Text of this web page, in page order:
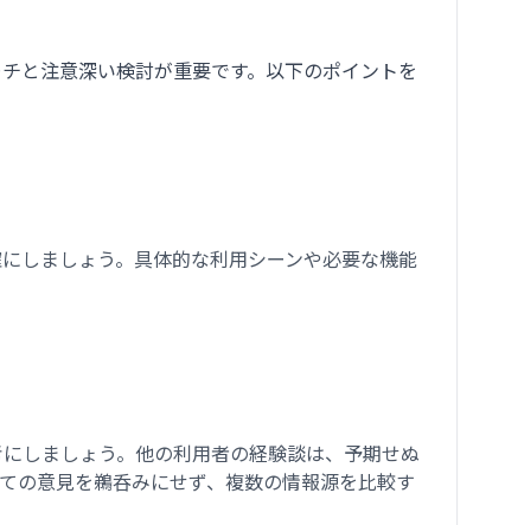
と注意深い検討が重要です。以下のポイントを
しましょう。具体的な利用シーンや必要な機能
しましょう。他の利用者の経験談は、予期せぬ
の意見を鵜呑みにせず、複数の情報源を比較す